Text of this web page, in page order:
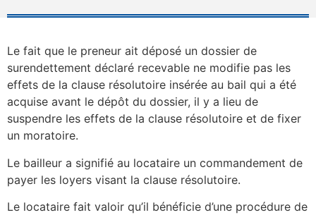
Le fait que le preneur ait déposé un dossier de
surendettement déclaré recevable ne modifie pas les
effets de la clause résolutoire insérée au bail qui a été
acquise avant le dépôt du dossier, il y a lieu de
suspendre les effets de la clause résolutoire et de fixer
un moratoire.
Le bailleur a signifié au locataire un commandement de
payer les loyers visant la clause résolutoire.
Le locataire fait valoir qu’il bénéficie d’une procédure de